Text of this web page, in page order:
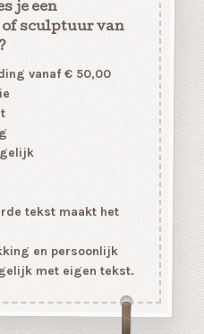
je een
of sculptuur van
vanaf € 50,00
tekst maakt het
en persoonlijk
met eigen tekst.